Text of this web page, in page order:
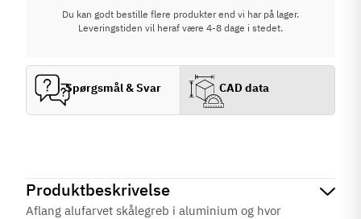
Produktbeskrivelse
Aflang alufarvet skålegreb i aluminium og hvor
Du kan godt bestille flere produkter end vi har på lager.
Leveringstiden vil heraf være 4-8 dage i stedet.
Spørgsmål & Svar CAD data